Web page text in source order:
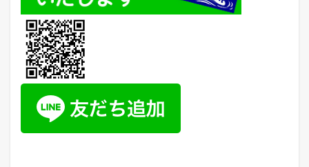
5.1
2
0
1
8
1
1